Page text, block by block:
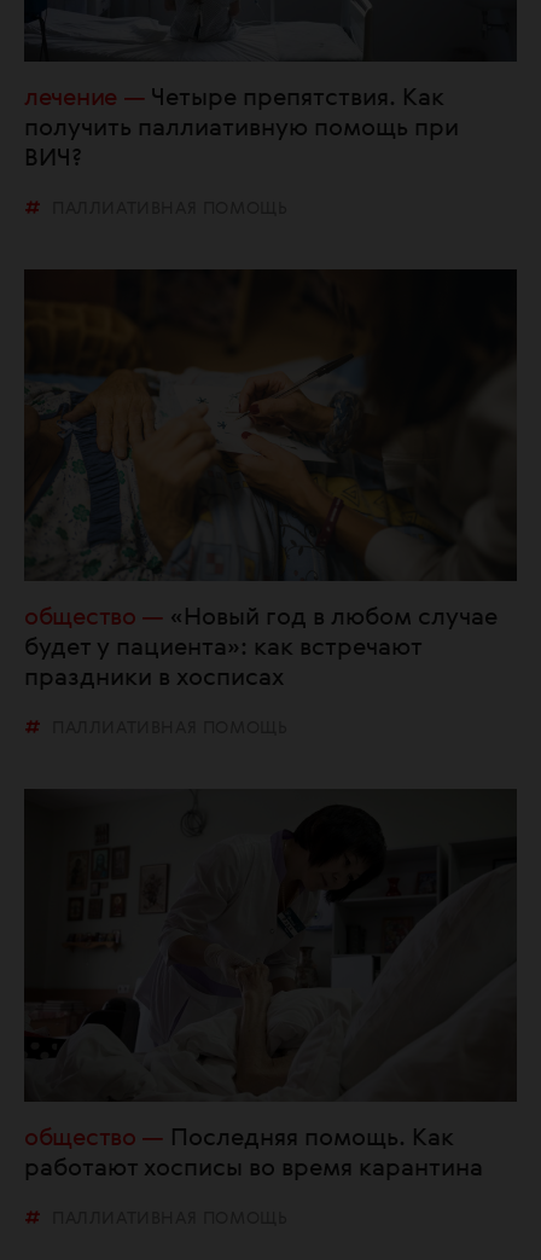
лечение
Четыре препятствия. Как
получить паллиативную помощь при
ВИЧ?
общество
«Новый год в любом случае
будет у пациента»: как встречают
праздники в хосписах
общество
Последняя помощь. Как
работают хосписы во время карантина